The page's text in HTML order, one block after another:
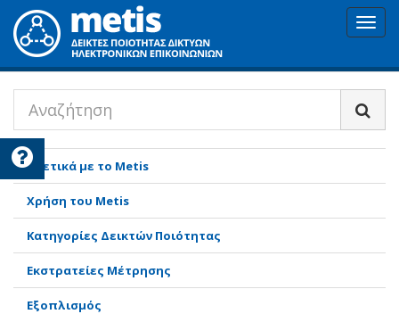
Σχετικά με το Metis
Χρήση του Metis
Κατηγορίες Δεικτών Ποιότητας
Εκστρατείες Μέτρησης
Εξοπλισμός